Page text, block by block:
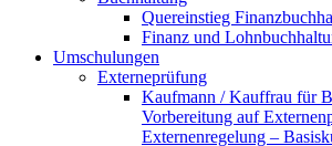
Quereinstieg
Finanz und
Umschulungen
Externeprüfung
Kaufmann / Kauffrau für
Vorbereitung auf
Externenregelung –